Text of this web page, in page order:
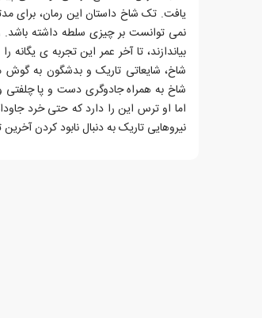
یافت. تک شاخ داستان این رمان، برای
نمی توانست بر چیزی سلطه داشته باشد.
بیاندازند، تا آخر عمر این تجربه ی
شاخ، شایعاتی تاریک و بدشگون به
شاخ به همراه جادوگری دست و پا چلفتی
اما او ترس این را دارد که حتی خرد
نیروهایی تاریک به دنبال نابود کردن